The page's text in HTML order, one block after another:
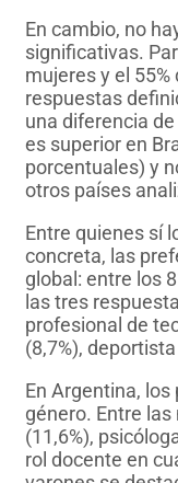
En cambio, no
significativas.
mujeres y el
respuestas
una diferencia
es superior en
porcentuales) y
otros países
Entre quienes sí
concreta, las
global: entre los
las tres
profesional de
(8,7%),
En Argentina, los
género. Entre
(11,6%),
rol docente en